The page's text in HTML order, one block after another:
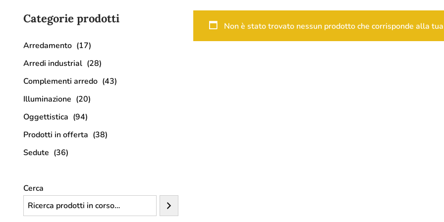
Non è stato trovato nessun prodotto che corrisponde alla
Categorie prodotti
Arredamento (17)
Arredi industrial (28)
Complementi arredo (43)
Illuminazione (20)
Oggettistica (94)
Prodotti in offerta (38)
Sedute (36)
Cerca